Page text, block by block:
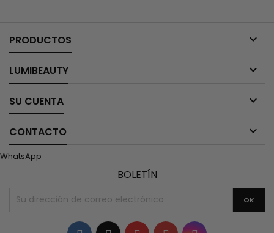
PRODUCTOS 
LUMIBEAUTY 
SU CUENTA 
CONTACTO 
WhatsApp
BOLETÍN